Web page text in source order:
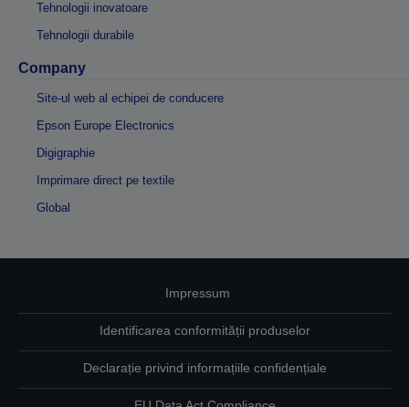
Tehnologii inovatoare
Tehnologii durabile
Company
Site-ul web al echipei de conducere
Epson Europe Electronics
Digigraphie
Imprimare direct pe textile
Global
Impressum
Identificarea conformității produselor
Declarație privind informațiile confidențiale